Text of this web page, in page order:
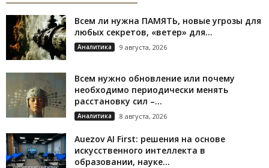
Всем ли нужна ПАМЯТЬ, новые угрозы для
любых секретов, «ветер» для...
Аналитика 9 августа, 2026
Всем нужно обновление или почему
необходимо периодически менять
расстановку сил –...
Аналитика 8 августа, 2026
Auezov AI First: решения на основе
искусственного интеллекта в
образовании, науке...